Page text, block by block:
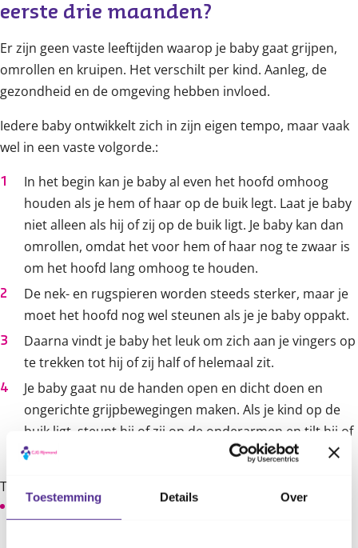
Toestemming Details Over
eerste drie maanden?
Er zijn geen vaste leeftijden waarop je baby gaat grijpen,
omrollen en kruipen. Het verschilt per kind. Aanleg, de
gezondheid en de omgeving hebben invloed.
Iedere baby ontwikkelt zich in zijn eigen tempo, maar vaak
wel in een vaste volgorde.:
In het begin kan je baby al even het hoofd omhoog
houden als je hem of haar op de buik legt. Laat je baby
niet alleen als hij of zij op de buik ligt. Je baby kan dan
omrollen, omdat het voor hem of haar nog te zwaar is
om het hoofd lang omhoog te houden.
De nek- en rugspieren worden steeds sterker, maar je
moet het hoofd nog wel steunen als je je baby oppakt.
Daarna vindt je baby het leuk om zich aan je vingers op
te trekken tot hij of zij half of helemaal zit.
Je baby gaat nu de handen open en dicht doen en
ongerichte grijpbewegingen maken. Als je kind op de
buik ligt, steunt hij of zij op de onderarmen en tilt hij of
zij hoofd en borst op.
Tips:
Het is leuk om naar andere kinderen te kijken, maar